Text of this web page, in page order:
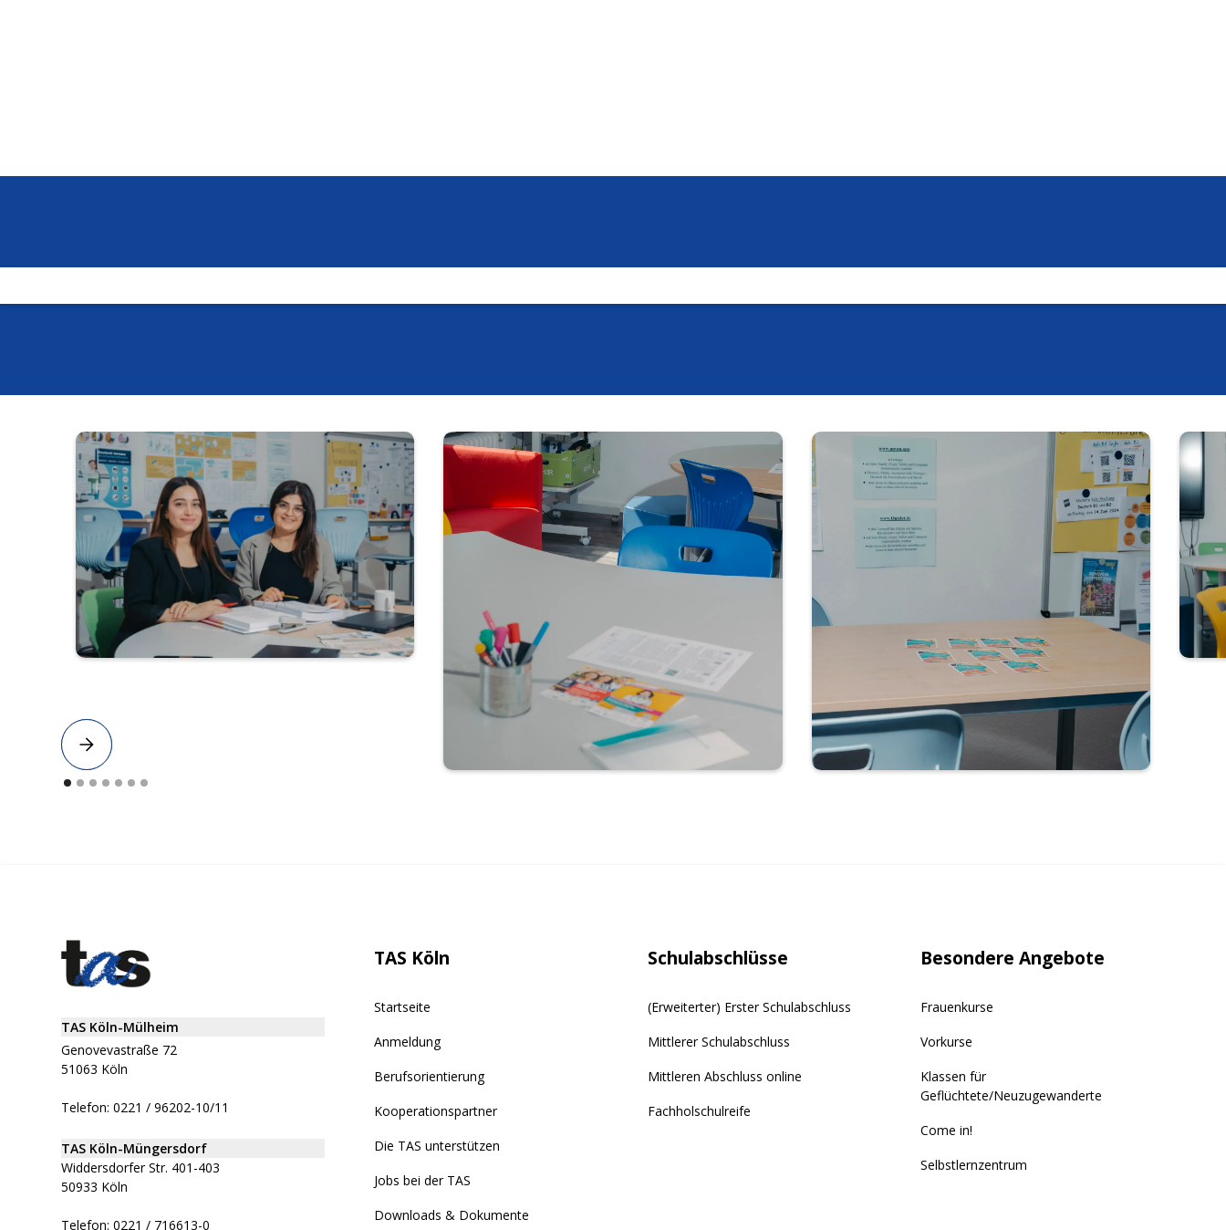
TAS Köln-Mülheim
Genovevastraße 72
51063 Köln
Telefon: 0221 / 96202-10/11
TAS Köln-Müngersdorf
Widdersdorfer Str. 401-403
50933 Köln
Telefon: 0221 / 716613-0
TAS Köln
Startseite
Anmeldung
Berufsorientierung
Kooperationspartner
Die TAS unterstützen
Jobs bei der TAS
Downloads & Dokumente
Schulabschlüsse
(Erweiterter) Erster Schulabschluss
Mittlerer Schulabschluss
Mittleren Abschluss online
Fachholschulreife
Besondere Angebote
Frauenkurse
Vorkurse
Klassen für
Geflüchtete/Neuzugewanderte
Come in!
Selbstlernzentrum